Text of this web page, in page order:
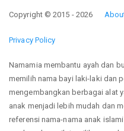
Copyright © 2015 - 2026
Privacy Policy
Namamia membantu ayah dan
memilih nama bayi laki-laki dan
mengembangkan berbagai alat
anak menjadi lebih mudah dan
referensi nama-nama anak